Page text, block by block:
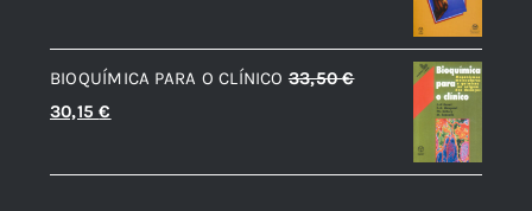
era:
19,38 €.
é:
17,44 €.
BIOQUÍMICA PARA O CLÍNICO 33,50€
O
original
30,15€
atual